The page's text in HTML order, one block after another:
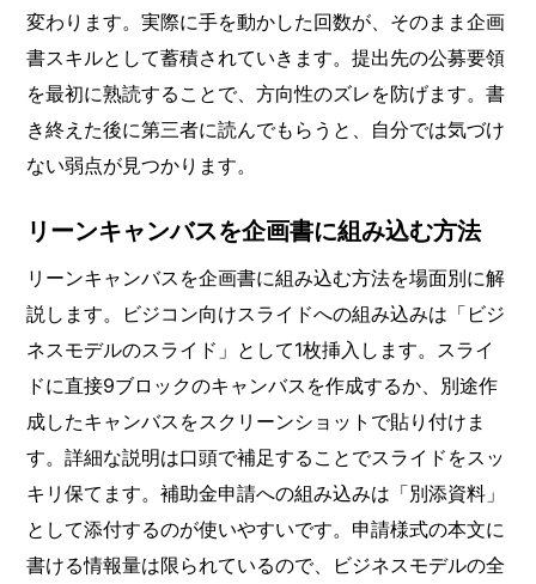
変わります。実際に手を動かした回数が、そのまま企画
書スキルとして蓄積されていきます。提出先の公募要領
を最初に熟読することで、方向性のズレを防げます。書
き終えた後に第三者に読んでもらうと、自分では気づけ
ない弱点が見つかります。
リーンキャンバスを企画書に組み込む方法
リーンキャンバスを企画書に組み込む方法を場面別に解
説します。ビジコン向けスライドへの組み込みは「ビジ
ネスモデルのスライド」として1枚挿入します。スライ
ドに直接9ブロックのキャンバスを作成するか、別途作
成したキャンバスをスクリーンショットで貼り付けま
す。詳細な説明は口頭で補足することでスライドをスッ
キリ保てます。補助金申請への組み込みは「別添資料」
として添付するのが使いやすいです。申請様式の本文に
書ける情報量は限られているので、ビジネスモデルの全